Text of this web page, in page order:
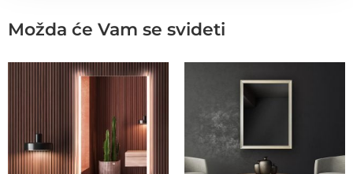
Možda će Vam se svideti